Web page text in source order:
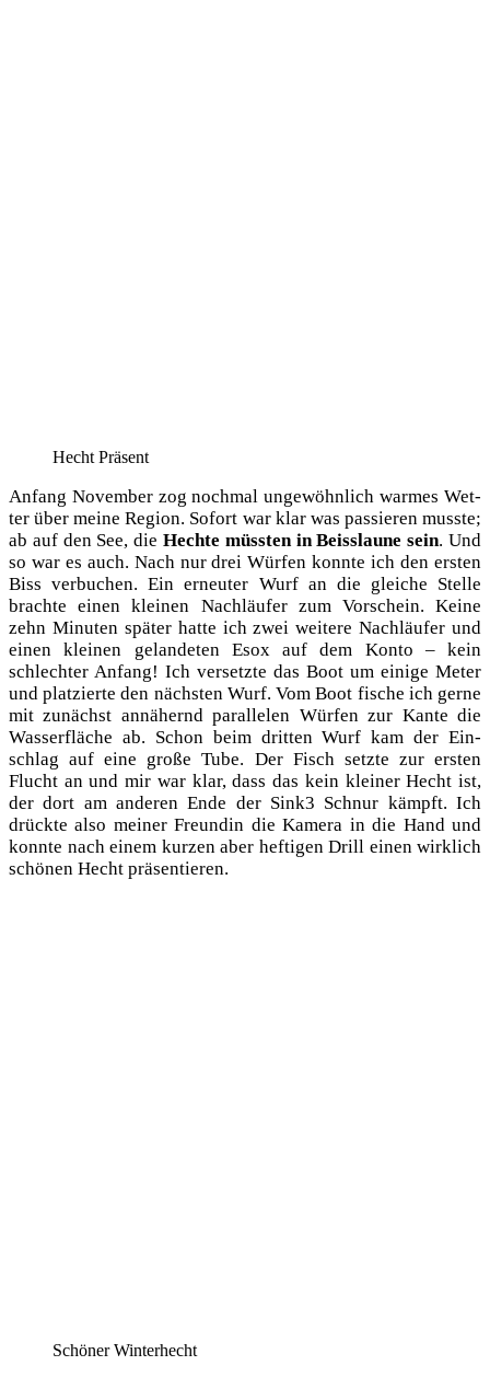
Hecht Prä­sent
Anfang Novem­ber zog noch­mal unge­wöhn­lich war­mes Wet­
ter über mei­ne Regi­on. Sofort war klar was pas­sie­ren muss­te;
ab auf den See, die Hech­te müss­ten in Beiss­lau­ne sein. Und
so war es auch. Nach nur drei Wür­fen konn­te ich den ers­ten
Biss ver­bu­chen. Ein erneu­ter Wurf an die glei­che Stel­le
brach­te einen klei­nen Nach­läu­fer zum Vor­schein. Kei­ne
zehn Minu­ten spä­ter hat­te ich zwei wei­te­re Nach­läu­fer und
einen klei­nen gelan­de­ten Esox auf dem Kon­to – kein
schlech­ter Anfang! Ich ver­setz­te das Boot um eini­ge Meter
und plat­zier­te den nächs­ten Wurf. Vom Boot fische ich ger­ne
mit zunächst annä­hernd par­al­le­len Wür­fen zur Kan­te die
Was­ser­flä­che ab. Schon beim drit­ten Wurf kam der Ein­
schlag auf eine gro­ße Tube. Der Fisch setz­te zur ers­ten
Flucht an und mir war klar, dass das kein klei­ner Hecht ist,
der dort am ande­ren Ende der Sink3 Schnur kämpft. Ich
drück­te also mei­ner Freun­din die Kame­ra in die Hand und
konn­te nach einem kur­zen aber hef­ti­gen Drill einen wirk­lich
schö­nen Hecht präsentieren.
Schö­ner Winterhecht